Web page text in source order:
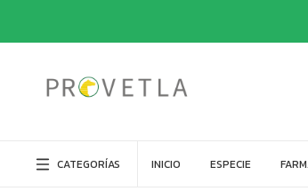
CATEGORÍAS INICIO ESPECIE